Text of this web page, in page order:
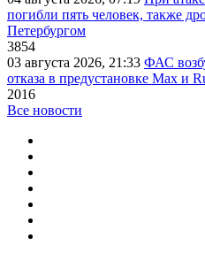
погибли пять человек, также
Петербургом
3854
03 августа 2026, 21:33 ФАС
отказа в предустановке Max и
2016
Все новости